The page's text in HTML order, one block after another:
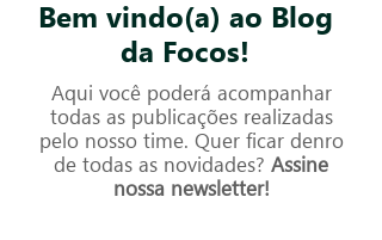
Bem vindo(a) ao Blog
da Focos!
Aqui você poderá acompanhar
todas as publicações realizadas
pelo nosso time. Quer ficar denro
de todas as novidades? Assine
nossa newsletter!